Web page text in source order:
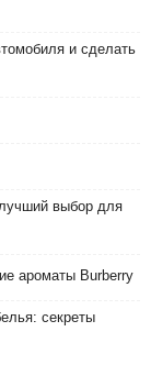
и сделать
выбор для
ароматы Burberry
секреты